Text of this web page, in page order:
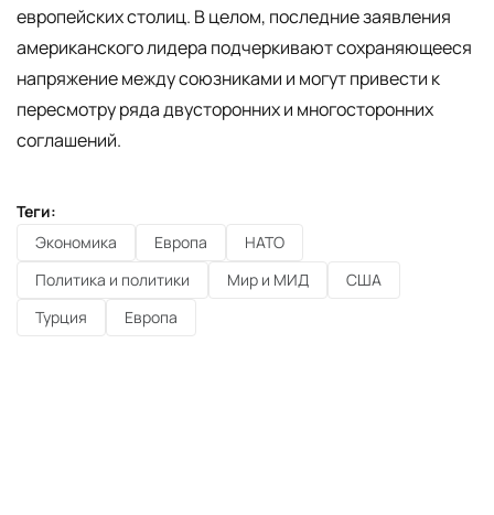
европейских столиц. В целом, последние заявления
американского лидера подчеркивают сохраняющееся
напряжение между союзниками и могут привести к
пересмотру ряда двусторонних и многосторонних
соглашений.
Теги:
Экономика
Европа
НАТО
Политика и политики
Мир и МИД
США
Турция
Европа